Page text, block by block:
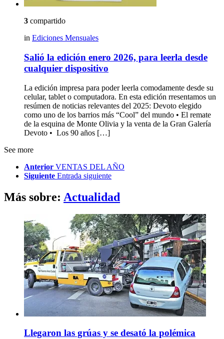
3 compartido
in Ediciones Mensuales
Salió la edición enero 2026, para leerla desde
cualquier dispositivo
La edición impresa para poder leerla comodamente desde su
celular, tablet o computadora. En esta edición rresentamos un
resúmen de noticias relevantes del 2025: Devoto elegido
como uno de los barrios más “Cool” del mundo • El remate
de la esquina de Monte Olivia y la venta de la Gran Galería
Devoto • Los 90 años […]
See more
Anterior VENTAS DEL AÑO
Siguiente Entrada siguiente
Más sobre: Actualidad
Llegaron las grúas y se desató la polémica